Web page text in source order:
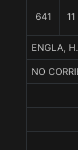
641 11
ENGLA,
NO